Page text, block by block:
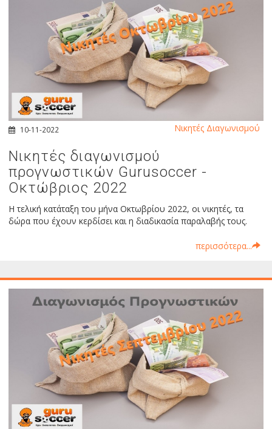
10-11-2022
Νικητές διαγωνισμού
προγνωστικών Gurusoccer -
Οκτώβριος 2022
Η τελική κατάταξη του μήνα Οκτωβρίου 2022, οι νικητές, τα
δώρα που έχουν κερδίσει και η διαδικασία παραλαβής τους.
περισσότερα...
Νικητές Διαγωνισμού